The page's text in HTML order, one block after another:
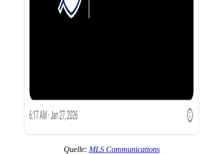
Quelle: MLS Communications